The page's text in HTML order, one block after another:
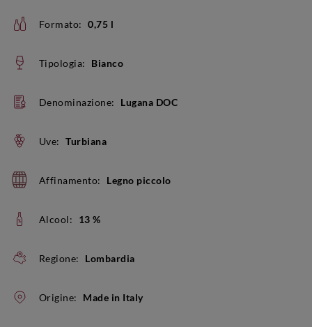
Formato: 0,75 l
Tipologia: Bianco
Denominazione: Lugana DOC
Uve: Turbiana
Affinamento: Legno piccolo
Alcool: 13 %
Regione: Lombardia
Origine: Made in Italy